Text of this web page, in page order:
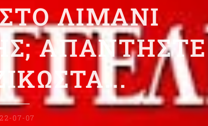
ΛΙΜΑΝΙ
ΑΠΑΝΤΗΣΤΕ
07-07